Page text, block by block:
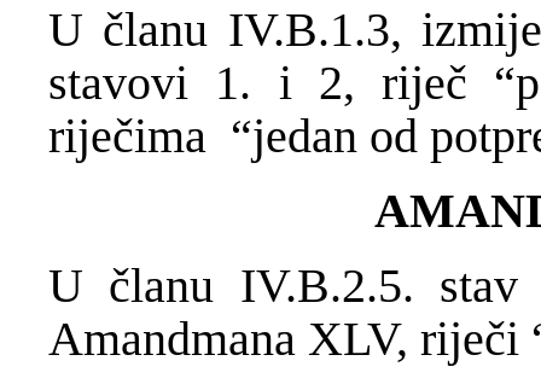
U članu IV.B.1.3,
stavovi 1. i 2, riječ
riječima “jedan od
U članu IV.B.2.5.
Amandmana XLV, riječi